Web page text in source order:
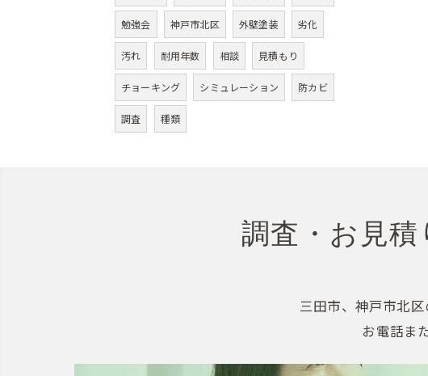
勉強会 神戸市北区 外壁塗装 劣化
汚れ 耐用年数 相談 見積もり
チョーキング シミュレーション 防カビ
調査 種類
調査・お見
三田市、神戸市北
お電話ま